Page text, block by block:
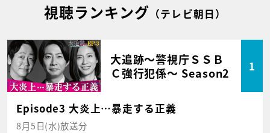
視聴ランキング （テレビ朝日）
大追跡～警視庁ＳＳＢ
Ｃ強行犯係～ Season2
1
Episode3 大炎上…暴走する正義
8月5日(水)放送分